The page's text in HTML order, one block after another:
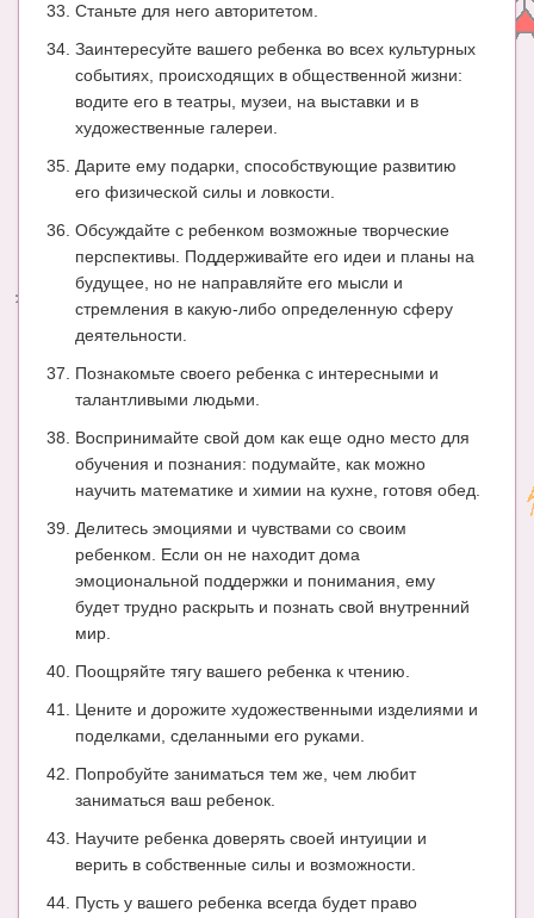
Станьте для него авторитетом.
Заинтересуйте вашего ребенка во всех культурных
событиях, происходящих в общественной жизни:
водите его в театры, музеи, на выставки и в
художественные галереи.
Дарите ему подарки, способствующие развитию
его физической силы и ловкости.
Обсуждайте с ребенком возможные творческие
перспективы. Поддерживайте его идеи и планы на
будущее, но не направляйте его мысли и
стремления в какую-либо определенную сферу
деятельности.
Познакомьте своего ребенка с интересными и
талантливыми людьми.
Воспринимайте свой дом как еще одно место для
обучения и познания: подумайте, как можно
научить математике и химии на кухне, готовя обед.
Делитесь эмоциями и чувствами со своим
ребенком. Если он не находит дома
эмоциональной поддержки и понимания, ему
будет трудно раскрыть и познать свой внутренний
мир.
Поощряйте тягу вашего ребенка к чтению.
Цените и дорожите художественными изделиями и
поделками, сделанными его руками.
Попробуйте заниматься тем же, чем любит
заниматься ваш ребенок.
Научите ребенка доверять своей интуиции и
верить в собственные силы и возможности.
Пусть у вашего ребенка всегда будет право